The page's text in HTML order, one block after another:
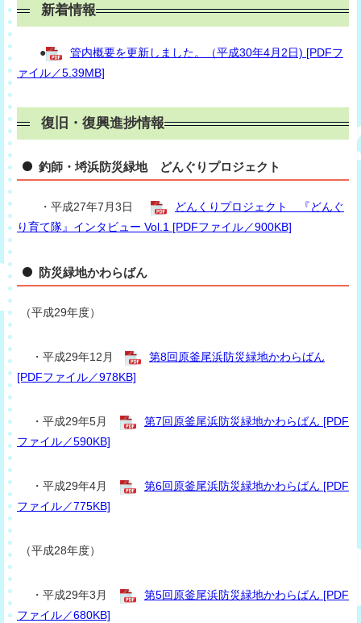
新着情報
●
管内概要を更新しました。（平成30年4月2日) [PDFフ
ァイル／5.39MB]
復旧・復興進捗情報
釣師・埓浜防災緑地 どんぐりプロジェクト
・平成27年7月3日
どんくりプロジェクト 『どんぐ
り育て隊』インタビュー Vol.1 [PDFファイル／900KB]
防災緑地かわらばん
（平成29年度）
・平成29年12月
第8回原釜尾浜防災緑地かわらばん
[PDFファイル／978KB]
・平成29年5月
第7回原釜尾浜防災緑地かわらばん [PDF
ファイル／590KB]
・平成29年4月
第6回原釜尾浜防災緑地かわらばん [PDF
ファイル／775KB]
（平成28年度）
・平成29年3月
第5回原釜尾浜防災緑地かわらばん [PDF
ファイル／680KB]